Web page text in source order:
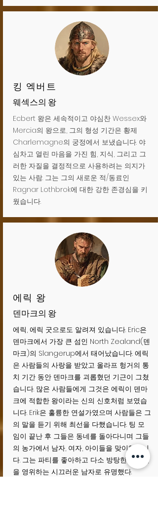
킹 엑버트
웨섹스의 왕
Ecbert 왕은 세속적이고 야심찬 Wessex와
Mercia의 왕으로, 그의 형성 기간은 황제
Charlemagne의 궁정에서 보냈습니다. 야
심차고 열린 마음을 가진 힘, 지식, 그리고 그
러한 자질을 결정적으로 사용하려는 의지가
있는 사람. 그는 그의 새로운 적/동료인
Ragnar Lothbrok에 대한 강한 존경심을 키
웠습니다.
에릭 왕
덴마크의 왕
에릭, 에릭 굿으로도 알려져 있습니다. Eric은
덴마크에서 가장 큰 섬인 North Zealand(덴
마크)의 Slangerup에서 태어났습니다. 에릭
은 사람들의 사랑을 받았고 올라프 헝거의 통
치 기간 동안 덴마크를 괴롭혔던 기근이 그쳤
습니다. 많은 사람들에게 그것은 에릭이 덴마
크에 적합한 왕이라는 신의 신호처럼 보였습
니다. Erik은 훌륭한 연설가였으며 사람들은 그
의 말을 듣기 위해 최선을 다했습니다. 팅 모
임이 끝난 후 그들은 동네를 돌아다니며 그들
의 농가에서 남자, 여자, 아이들을 맞이했습니
다. 그는 파티를 좋아하고 다소 방탕한 사생활
을 영위하는 시끄러운 남자로 유명했다.